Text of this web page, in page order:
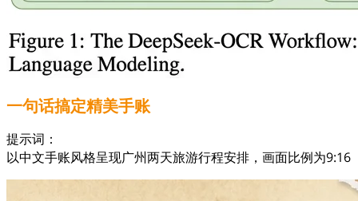
一句话搞定精美手账
提示词：
以中文手账风格呈现广州两天旅游行程安排，画面比例为9:16